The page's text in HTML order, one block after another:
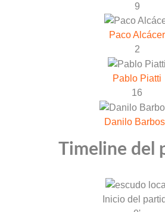
9
Paco Alcácer
2
Pablo Piatti
16
Danilo
Timeline del
Inicio del